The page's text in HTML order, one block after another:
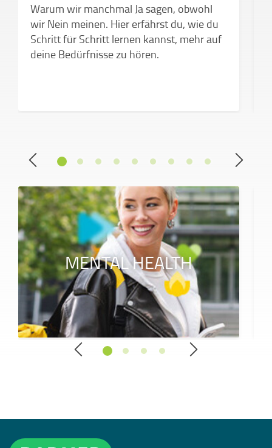
Warum wir manchmal Ja sagen, obwohl
wir Nein meinen. Hier erfährst du, wie du
Schritt für Schritt lernen kannst, mehr auf
deine Bedürfnisse zu hören.
MENTAL HEALTH